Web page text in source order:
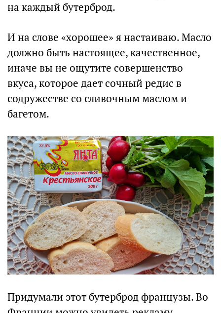
на каждый бутерброд.
И на слове «хорошее» я настаиваю. Масло
должно быть настоящее, качественное,
иначе вы не ощутите совершенство
вкуса, которое дает сочный редис в
содружестве со сливочным маслом и
багетом.
Придумали этот бутерброд французы. Во